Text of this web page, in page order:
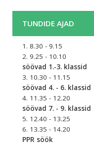
TUNDIDE AJAD
1. 8.30 - 9.15
2. 9.25 - 10.10
söövad 1.-3. klassid
3. 10.30 - 11.15
söövad 4. - 6. klassid
4. 11.35 - 12.20
söövad 7. - 9. klassid
5. 12.40 - 13.25
6. 13.35 - 14.20
PPR söök